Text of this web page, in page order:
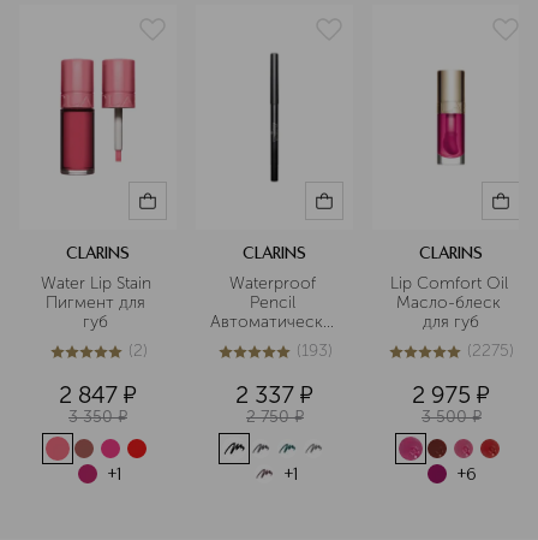
CLARINS
Water Lip Stain
Пигмент для
5из 52 (2)
2 847 ¤
3 350 ¤
+1
CLARINS
Waterproof
Pencil
Автоматический
водостойкий
карандаш для
4.9из5193 (193)
2 337 ¤
2 750 ¤
+1
CLARINS
Lip Comfort Oil
Масло-блеск
для губ
5из 52275 (2275)
2 975 ¤
3 500 ¤
+6